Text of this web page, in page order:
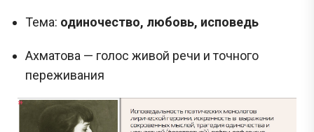
Тема: одиночество, любовь, исповедь
Ахматова — голос живой речи и точного
переживания